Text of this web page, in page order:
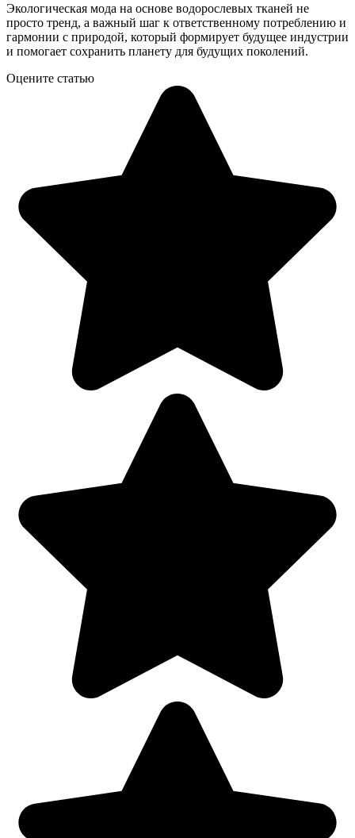
Экологическая мода на основе водорослевых тканей не
просто тренд, а важный шаг к ответственному потреблению и
гармонии с природой, который формирует будущее индустрии
и помогает сохранить планету для будущих поколений.
Оцените статью